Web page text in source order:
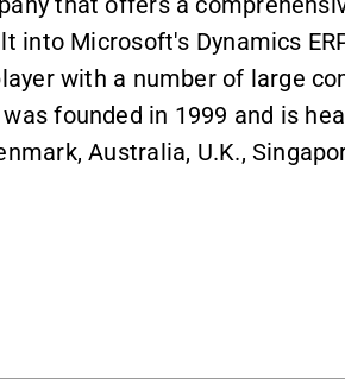
into Microsoft's Dynamics
with a number of large
founded in 1999 and is
Australia, U.K.,